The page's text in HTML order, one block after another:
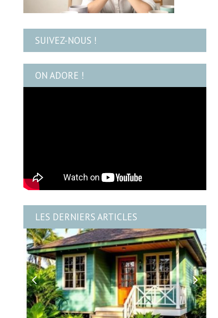
SUIVEZ-NOUS !
ON ADORE !
LES DERNIERS ARTICLES